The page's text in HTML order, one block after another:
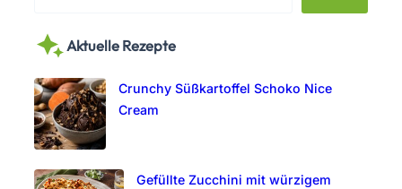
r
h
Aktuelle Rezepte
Crunchy Süßkartoffel Schoko Nice
Cream
Gefüllte Zucchini mit würzigem